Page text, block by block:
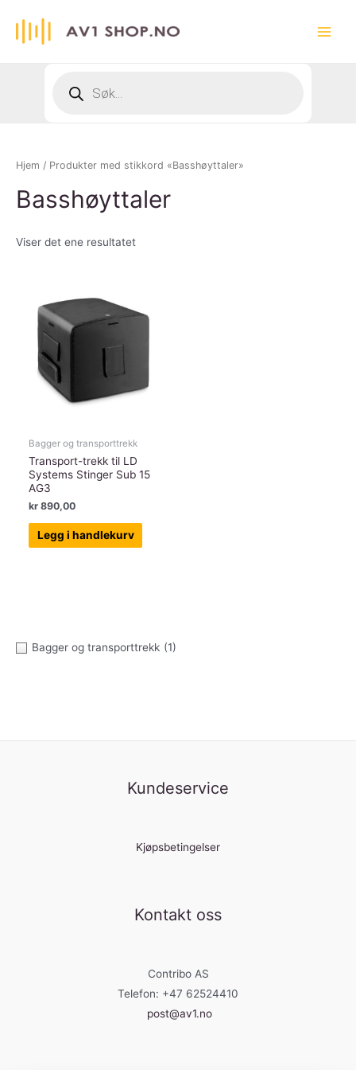
search
Bagger og transporttrekk (1)
Hjem / Produkter med stikkord «Basshøyttaler»
Basshøyttaler
Viser det ene resultatet
Bagger og transporttrekk
Transport-trekk til LD
Systems Stinger Sub 15
AG3
kr 890,00
Legg i handlekurv
Kundeservice
Kjøpsbetingelser
Kontakt oss
Contribo AS
Telefon: +47 62524410
post@av1.no